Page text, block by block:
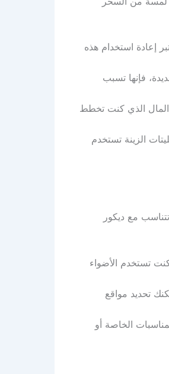
إعادة استخدام هذه
فإنها تسبب
المال الذي كنت تخطط
الزينة تستخدم
مع ديكور
تستخدم الأضواء
تحديد مواقع
الخاصة أو